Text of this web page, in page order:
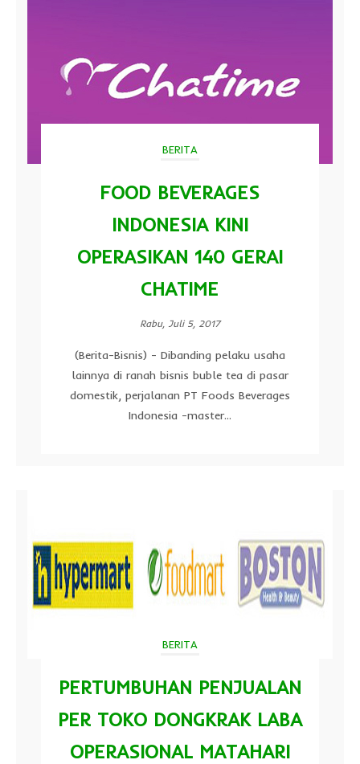
BERITA
FOOD BEVERAGES
INDONESIA KINI
OPERASIKAN 140 GERAI
CHATIME
Rabu, Juli 5, 2017
(Berita-Bisnis) - Dibanding pelaku usaha
lainnya di ranah bisnis buble tea di pasar
domestik, perjalanan PT Foods Beverages
Indonesia -master...
BERITA
PERTUMBUHAN PENJUALAN
PER TOKO DONGKRAK LABA
OPERASIONAL MATAHARI